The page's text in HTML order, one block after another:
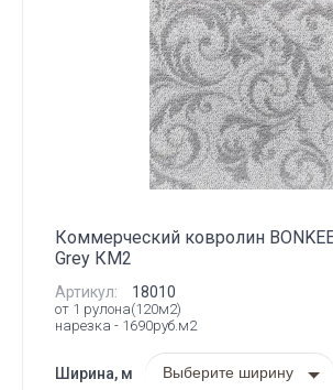
Коммерческий ковролин
Grey КМ2
Артикул: 18010
от 1 рулона(120м2)
нарезка - 1690руб.м2
Ширина, м Выберите ширину